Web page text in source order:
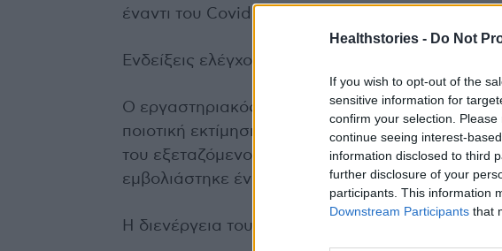
Healthstories - Do Not
If you wish to opt-out of the
sensitive information for
confirm your selection.
continue seeing interest-
information disclosed to third
further disclosure of your
participants. This information
Downstream Participants that
έναντι του Covid-19.
Ενδείξεις ελέγχου αντισωμάτων
Ο εργαστηριακός έλεγχος των
ποιοτική εκτίμηση της λειτουργικότητας των
του εξεταζόμενου που είτε νόσησε από τον ιό
εμβολιάστηκε έναντι του ιού. Δεν παρέχει
Η διενέργεια του τεστ συνιστάται να